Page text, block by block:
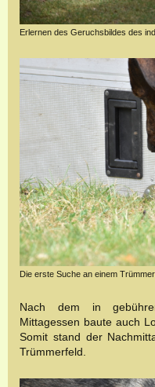
Erlernen des Geruchsbildes des
Die erste Suche an einem
Nach dem in
Mittagessen baute auch
Somit stand der
Trümmerfeld.